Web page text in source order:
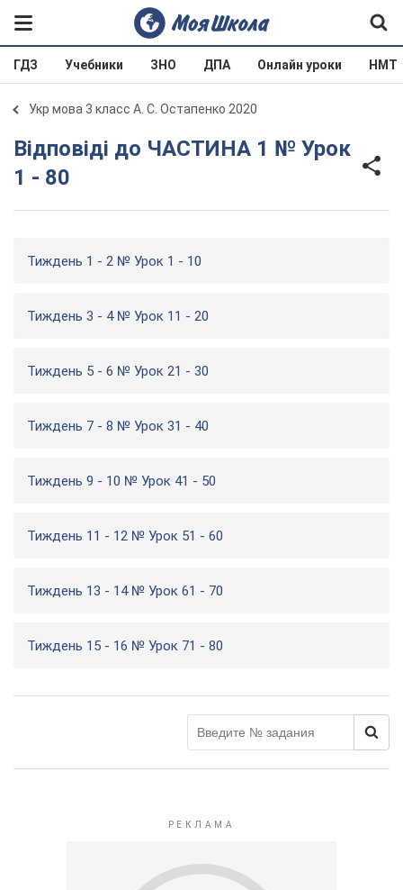
ГДЗ Учебники ЗНО ДПА Онлайн уроки НМТ
Укр мова 3 класс А. С. Остапенко 2020
Відповіді до ЧАСТИНА 1 № Урок
1 - 80
Тиждень 1 - 2 № Урок 1 - 10
Тиждень 3 - 4 № Урок 11 - 20
Тиждень 5 - 6 № Урок 21 - 30
Тиждень 7 - 8 № Урок 31 - 40
Тиждень 9 - 10 № Урок 41 - 50
Тиждень 11 - 12 № Урок 51 - 60
Тиждень 13 - 14 № Урок 61 - 70
Тиждень 15 - 16 № Урок 71 - 80